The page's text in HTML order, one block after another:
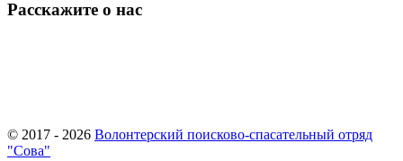
Расскажите о нас
© 2017 - 2026 Волонтерский поисково-спасательный отряд
"Сова"